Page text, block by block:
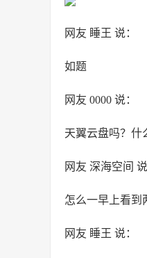
网友 睡王 说：
如题
网友 0000 说：
天翼云盘吗？什
网友 深海空间 说
怎么一早上看到
网友 睡王 说：